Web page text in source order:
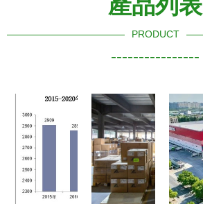
PRODUCT
----------------